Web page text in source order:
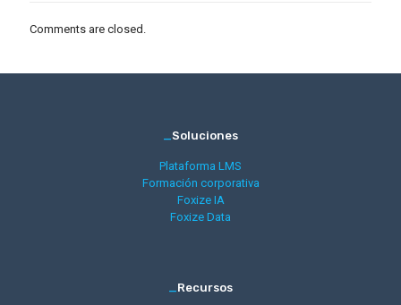
Comments are closed.
_Soluciones
Plataforma LMS
Formación corporativa
Foxize IA
Foxize Data
_Recursos